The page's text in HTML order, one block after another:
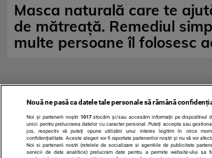
Masca naturală care te
de mătreață. Remediul
multe persoane îl folosesc
Nouă ne pasă ca datele tale personale să rămână
Noi și partenerii noștri 1017stocăm și/sau accesăm informații pe dispozitivul
unici pentru prelucrarea datelor cu caracter personal. Puteți accepta sau
jos, respectiv vă puteți opune utilizării unui interes legitim în orice
confidențialitate. Aceste alegeri vor fi raportate partenerilor noștri și nu vă vor
Noi si partenerii nostri (retelele de socializare si agentiile de publicitate
servicii de date analitice) prelucram date pentru a permite website-ului sa